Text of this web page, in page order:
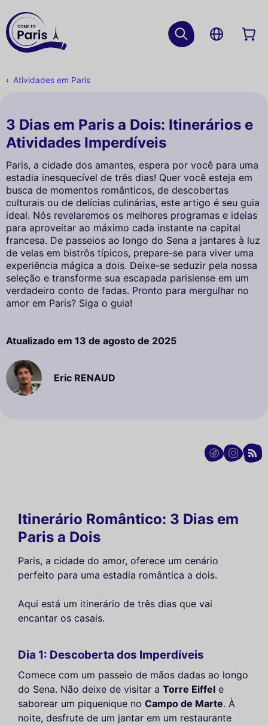
Atividades em Paris
3 Dias em Paris a Dois: Itinerários e
Atividades Imperdíveis
Paris, a cidade dos amantes, espera por você para uma
estadia inesquecível de três dias! Quer você esteja em
busca de momentos românticos, de descobertas
culturais ou de delícias culinárias, este artigo é seu guia
ideal. Nós revelaremos os melhores programas e ideias
para aproveitar ao máximo cada instante na capital
francesa. De passeios ao longo do Sena a jantares à luz
de velas em bistrôs típicos, prepare-se para viver uma
experiência mágica a dois. Deixe-se seduzir pela nossa
seleção e transforme sua escapada parisiense em um
verdadeiro conto de fadas. Pronto para mergulhar no
amor em Paris? Siga o guia!
Atualizado em 13 de agosto de 2025
Eric RENAUD
Itinerário Romântico: 3 Dias em
Paris a Dois
Paris, a cidade do amor, oferece um cenário
perfeito para uma estadia romântica a dois.
Aqui está um itinerário de três dias que vai
encantar os casais.
Dia 1: Descoberta dos Imperdíveis
Comece com um passeio de mãos dadas ao longo
do Sena. Não deixe de visitar a Torre Eiffel e
saborear um piquenique no Campo de Marte. À
noite, desfrute de um jantar em um restaurante